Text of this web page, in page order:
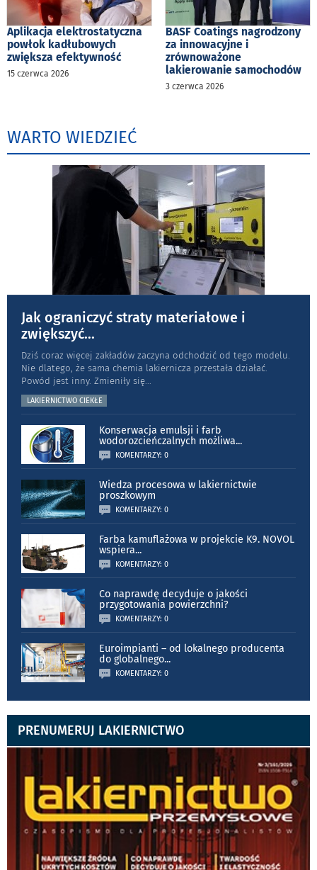
Aplikacja elektrostatyczna
powłok kadłubowych
zwiększa efektywność
15 czerwca 2026
BASF Coatings nagrodzony
za innowacyjne i
zrównoważone
lakierowanie samochodów
3 czerwca 2026
WARTO WIEDZIEĆ
Jak ograniczyć straty materiałowe i
zwiększyć...
Dziś coraz więcej zakładów zaczyna odchodzić od tego modelu.
Nie dlatego, że sama chemia lakiernicza przestała działać.
Powód jest inny. Zmieniły się...
LAKIERNICTWO CIEKŁE
Konserwacja emulsji i farb
wodorozcieńczalnych możliwa...
KOMENTARZY: 0
Wiedza procesowa w lakiernictwie
proszkowym
KOMENTARZY: 0
Farba kamuflażowa w projekcie K9. NOVOL
wspiera...
KOMENTARZY: 0
Co naprawdę decyduje o jakości
przygotowania powierzchni?
KOMENTARZY: 0
Euroimpianti – od lokalnego producenta
do globalnego...
KOMENTARZY: 0
PRENUMERUJ LAKIERNICTWO